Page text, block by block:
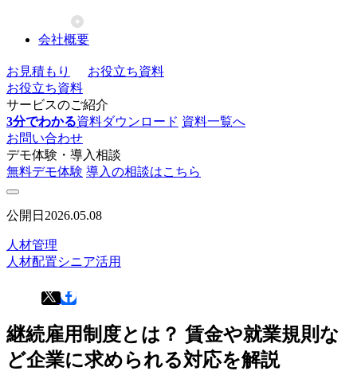
会社概要
お見積もり
お役立ち資料
お役立ち資料
サービスのご紹介
3分でわかる資料ダウンロード 資料一覧へ
お問い合わせ
デモ体験・導入相談
無料デモ体験 導入の相談はこちら
公開日 2026.05.08
人材管理
人材配置シニア活用
継続雇用制度とは？ 賃金や就業規則な
ど企業に求められる対応を解説